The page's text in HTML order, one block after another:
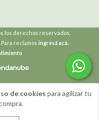
de cookies para agilizar tu
los derechos reservados.
reclamos ingresá acá.